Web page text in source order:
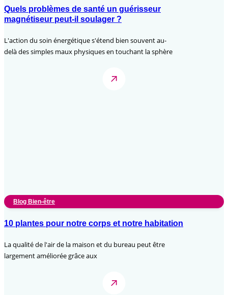
Quels problèmes de santé un guérisseur
magnétiseur peut-il soulager ?
L'action du soin énergétique s'étend bien souvent au-
delà des simples maux physiques en touchant la sphère
Blog Bien-être
10 plantes pour notre corps et notre habitation
La qualité de l'air de la maison et du bureau peut être
largement améliorée grâce aux